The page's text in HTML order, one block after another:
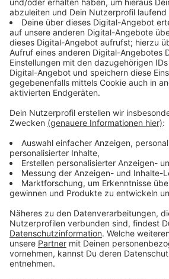
Anzeige
Der umsatzstärkste Tag war der
seinem traditionellen Feuerwerk
wieder viele Menschen auf den
Familientag am Donnerstag wurde
angenommen, denn da war es noch
Anzeige
Unzufriedenheit beim
Es war ein durchwachsener Send,
Heitmann, Sprecher des